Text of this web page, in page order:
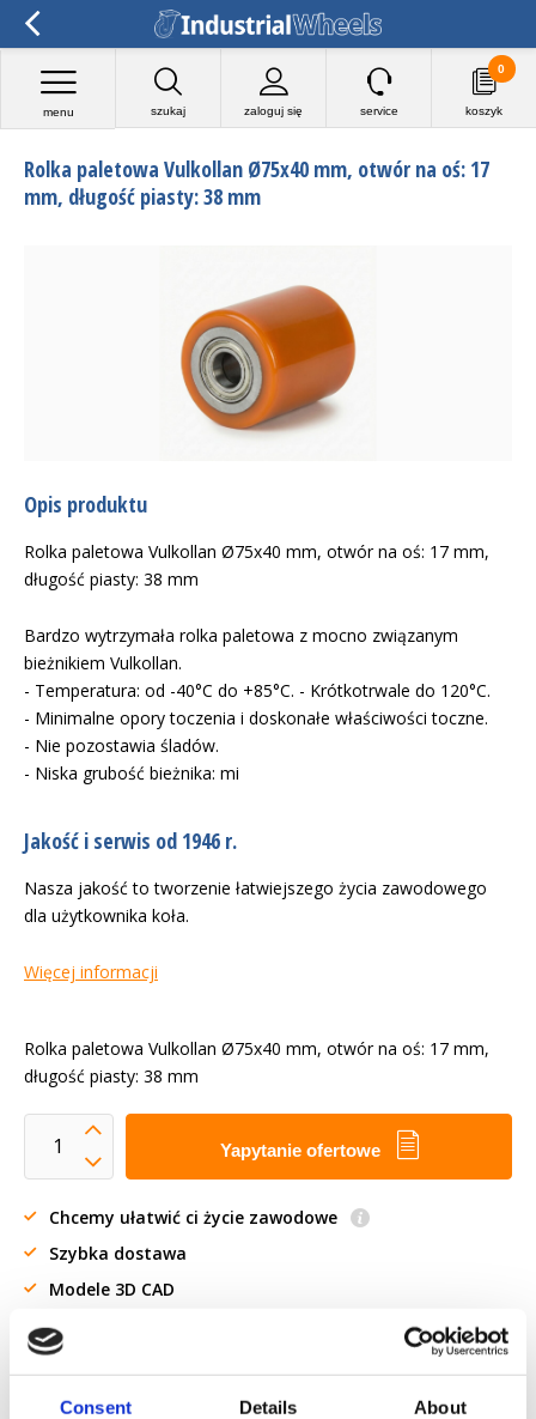
Consent Details About
szukaj zaloguj się
menu service koszyk
0
Rolka paletowa Vulkollan Ø75x40 mm, otwór na oś: 17
mm, długość piasty: 38 mm
Opis produktu
Rolka paletowa Vulkollan Ø75x40 mm, otwór na oś: 17 mm,
długość piasty: 38 mm
Bardzo wytrzymała rolka paletowa z mocno związanym
bieżnikiem Vulkollan.
- Temperatura: od -40°C do +85°C. - Krótkotrwale do 120°C.
- Minimalne opory toczenia i doskonałe właściwości toczne.
- Nie pozostawia śladów.
- Niska grubość bieżnika: mi
Jakość i serwis od 1946 r.
Nasza jakość to tworzenie łatwiejszego życia zawodowego
dla użytkownika koła.
Więcej informacji
Rolka paletowa Vulkollan Ø75x40 mm, otwór na oś: 17 mm,
długość piasty: 38 mm
Yapytanie ofertowe
Chcemy ułatwić ci życie zawodowe
Szybka dostawa
Modele 3D CAD
Usługi inżynieryjne